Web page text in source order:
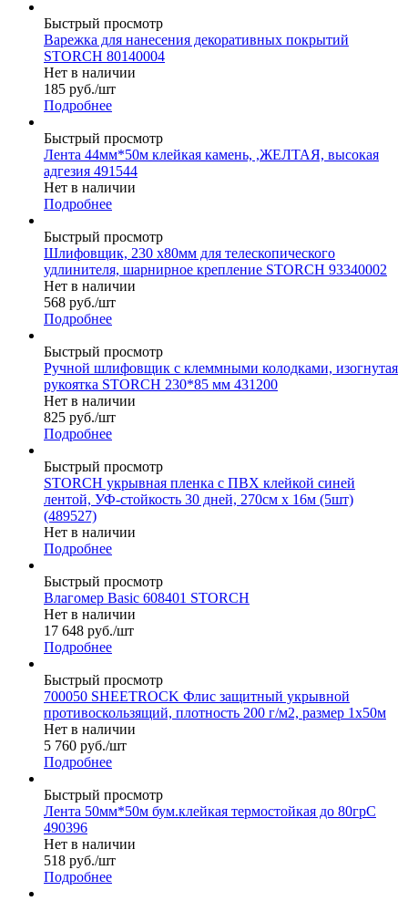
Быстрый просмотр
Варежка для нанесения декоративных покрытий
STORCH 80140004
Нет в наличии
185 руб./шт
Подробнее
Быстрый просмотр
Лента 44мм*50м клейкая камень, ,ЖЕЛТАЯ, высокая
адгезия 491544
Нет в наличии
Подробнее
Быстрый просмотр
Шлифовщик, 230 х80мм для телескопического
удлинителя, шарнирное крепление STORCH 93340002
Нет в наличии
568 руб./шт
Подробнее
Быстрый просмотр
Ручной шлифовщик с клеммными колодками, изогнутая
рукоятка STORCH 230*85 мм 431200
Нет в наличии
825 руб./шт
Подробнее
Быстрый просмотр
STORCH укрывная пленка с ПВХ клейкой синей
лентой, УФ-стойкость 30 дней, 270см х 16м (5шт)
(489527)
Нет в наличии
Подробнее
Быстрый просмотр
Влагомер Basic 608401 STORCH
Нет в наличии
17 648 руб./шт
Подробнее
Быстрый просмотр
700050 SHEETROCK Флис защитный укрывной
противоскользящий, плотность 200 г/м2, размер 1х50м
Нет в наличии
5 760 руб./шт
Подробнее
Быстрый просмотр
Лента 50мм*50м бум.клейкая термостойкая до 80грС
490396
Нет в наличии
518 руб./шт
Подробнее